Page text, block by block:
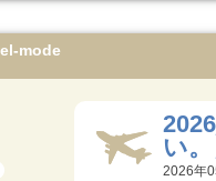
mode
い
2026年